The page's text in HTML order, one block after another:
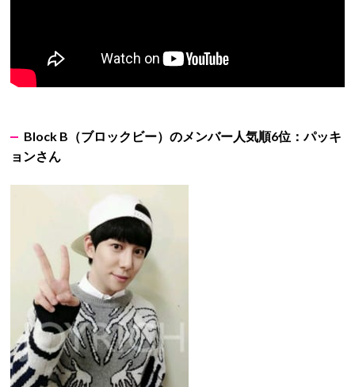
Block B （ブロックビー）のメンバー人気順6位：パッキ
ョンさん